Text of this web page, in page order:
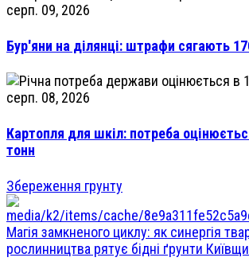
серп. 09, 2026
Бур'яни на ділянці: штрафи сягають
серп. 08, 2026
Картопля для шкіл: потреба
тонн
Збереження грунту
Магія замкненого циклу: як синергія
рослинництва рятує бідні ґрунти